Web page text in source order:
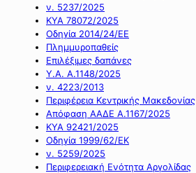
ν. 5237/2025
ΚΥΑ 78072/2025
Οδηγία 2014/24/ΕΕ
Πλημμυροπαθείς
Επιλέξιμες δαπάνες
Υ.Α. Α.1148/2025
ν. 4223/2013
Περιφέρεια Κεντρικής Μακεδονίας
Απόφαση ΑΑΔΕ Α.1167/2025
ΚΥΑ 92421/2025
Οδηγία 1999/62/ΕΚ
ν. 5259/2025
Περιφερειακή Ενότητα Αργολίδας